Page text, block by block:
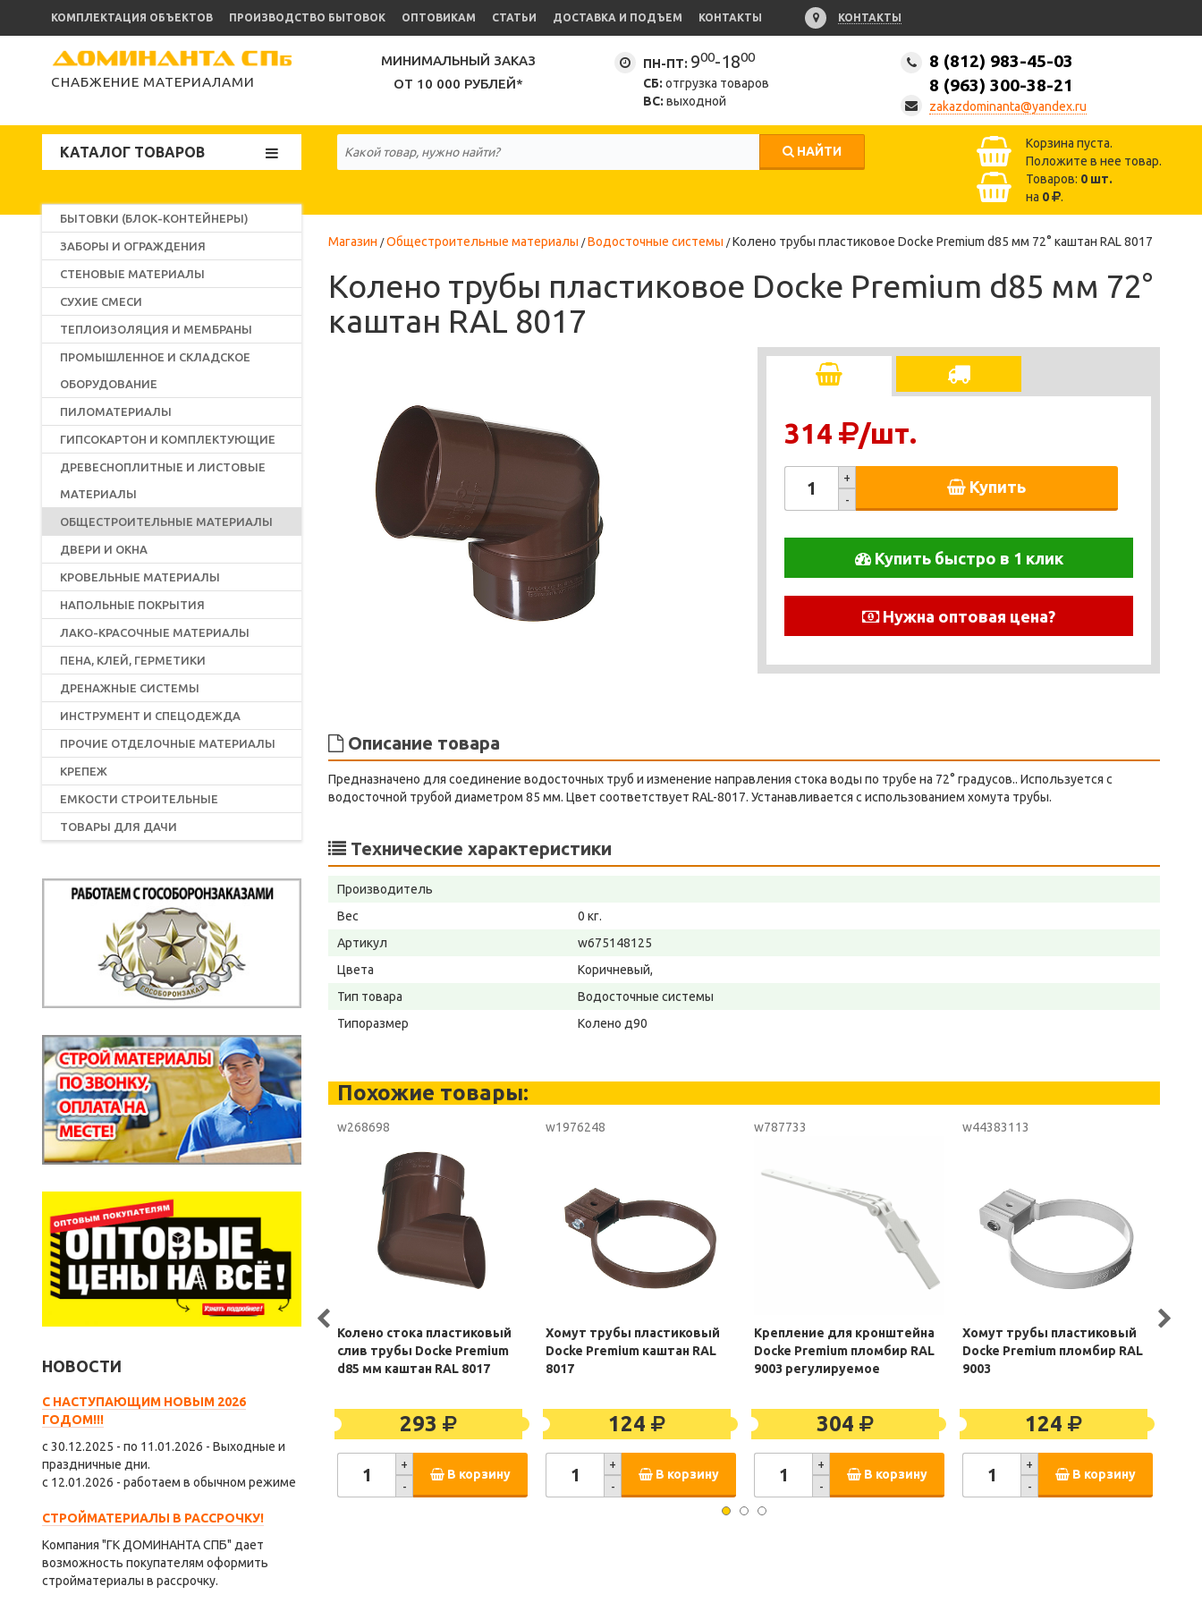
КОМПЛЕКТАЦИЯ ОБЪЕКТОВ ПРОИЗВОДСТВО БЫТОВОК ОПТОВИКАМ СТАТЬИ ДОСТАВКА И ПОДЪЕМ КОНТАКТЫ КОНТАКТЫ
СНАБЖЕНИЕ МАТЕРИАЛАМИ
МИНИМАЛЬНЫЙ ЗАКАЗ
ОТ 10 000 РУБЛЕЙ*
ПН-ПТ: 900-1800
СБ: отгрузка товаров
ВС: выходной
8 (812) 983-45-03
8 (963) 300-38-21
zakazdominanta@yandex.ru
КАТАЛОГ ТОВАРОВ НАЙТИ
Корзина пуста.
Положите в нее товар.
Товаров: 0 шт.
на 0 .
БЫТОВКИ (БЛОК-КОНТЕЙНЕРЫ)
ЗАБОРЫ И ОГРАЖДЕНИЯ
СТЕНОВЫЕ МАТЕРИАЛЫ
СУХИЕ СМЕСИ
ТЕПЛОИЗОЛЯЦИЯ И МЕМБРАНЫ
ПРОМЫШЛЕННОЕ И СКЛАДСКОЕ
ОБОРУДОВАНИЕ
ПИЛОМАТЕРИАЛЫ
ГИПСОКАРТОН И КОМПЛЕКТУЮЩИЕ
ДРЕВЕСНОПЛИТНЫЕ И ЛИСТОВЫЕ
МАТЕРИАЛЫ
ОБЩЕСТРОИТЕЛЬНЫЕ МАТЕРИАЛЫ
ДВЕРИ И ОКНА
КРОВЕЛЬНЫЕ МАТЕРИАЛЫ
НАПОЛЬНЫЕ ПОКРЫТИЯ
ЛАКО-КРАСОЧНЫЕ МАТЕРИАЛЫ
ПЕНА, КЛЕЙ, ГЕРМЕТИКИ
ДРЕНАЖНЫЕ СИСТЕМЫ
ИНСТРУМЕНТ И СПЕЦОДЕЖДА
ПРОЧИЕ ОТДЕЛОЧНЫЕ МАТЕРИАЛЫ
КРЕПЕЖ
ЕМКОСТИ СТРОИТЕЛЬНЫЕ
ТОВАРЫ ДЛЯ ДАЧИ
НОВОСТИ
С НАСТУПАЮЩИМ НОВЫМ 2026
ГОДОМ!!!
с 30.12.2025 - по 11.01.2026 - Выходные и
праздничные дни.
с 12.01.2026 - работаем в обычном режиме
СТРОЙМАТЕРИАЛЫ В РАССРОЧКУ!
Компания "ГК ДОМИНАНТА СПБ" дает
возможность покупателям оформить
стройматериалы в рассрочку.
Магазин Общестроительные материалы Водосточные системы Колено трубы пластиковое Docke Premium d85 мм 72° каштан RAL 8017
Колено трубы пластиковое Docke Premium d85 мм 72°
каштан RAL 8017
314 /шт.
+
-
Купить
Купить быстро в 1 клик
Нужна оптовая цена?
Описание товара
Предназначено для соединение водосточных труб и изменение направления стока воды по трубе на 72° градусов.. Используется с
водосточной трубой диаметром 85 мм. Цвет соответствует RAL-8017. Устанавливается с использованием хомута трубы.
Технические характеристики
Производитель
Вес
0 кг.
Артикул
w675148125
Цвета
Коричневый,
Тип товара
Водосточные системы
Типоразмер
Колено д90
Похожие товары:
w268698
Колено стока пластиковый
слив трубы Docke Premium
d85 мм каштан RAL 8017
293
+
-
В корзину
w1976248
Хомут трубы пластиковый
Docke Premium каштан RAL
8017
124
+
-
В корзину
w787733
Крепление для кронштейна
Docke Premium пломбир RAL
9003 регулируемое
304
+
-
В корзину
w44383113
Хомут трубы пластиковый
Docke Premium пломбир RAL
9003
124
+
-
В корзину